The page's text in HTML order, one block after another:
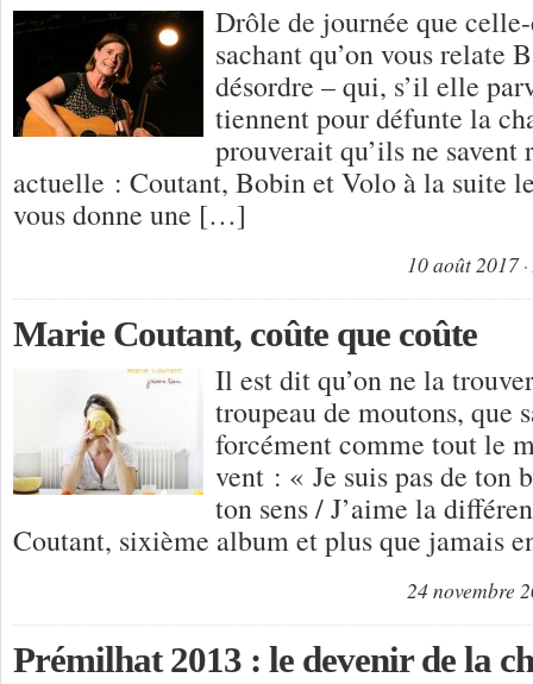
Drôle de journée que
sachant qu’on vous relate
désordre – qui, s’il elle
tiennent pour défunte la
prouverait qu’ils ne savent
actuelle : Coutant, Bobin et Volo à la suite
vous donne une […]
10 août 2017
Marie Coutant, coûte que coûte
Il est dit qu’on ne la
troupeau de moutons, que
forcément comme tout le
vent : « Je suis pas de ton
ton sens / J’aime la
Coutant, sixième album et plus que jamais
24 novembre
Prémilhat 2013 : le devenir de la